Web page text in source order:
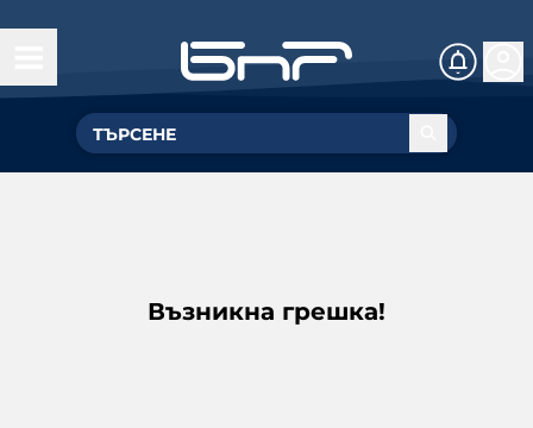
Възникна грешка!